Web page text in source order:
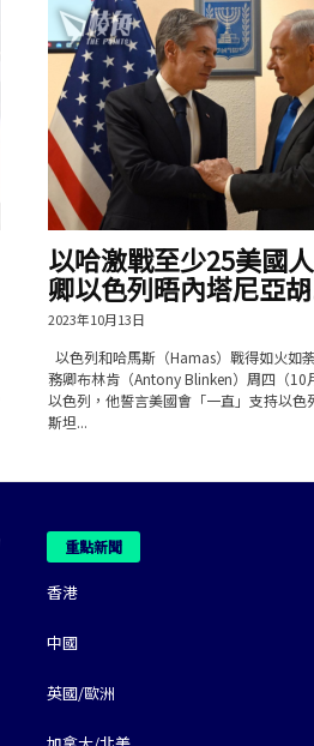
以哈激戰至少25美國
卿以色列晤內塔尼亞
2023年10月13日
以色列和哈馬斯（Hamas）戰得如火如
務卿布林肯（Antony Blinken）周四（10
以色列，他誓言美國會「一直」支持以色
斯坦...
重點新聞
香港
中國
英國/歐洲